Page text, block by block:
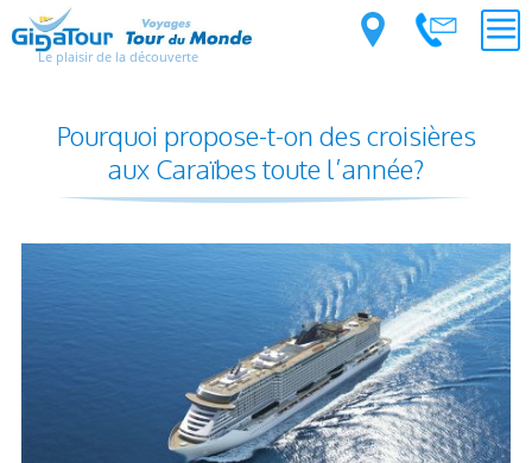
Le plaisir de la découverte
Pourquoi propose-t-on des croisières
aux Caraïbes toute l’année?